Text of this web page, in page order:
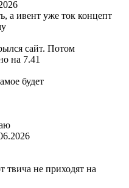
а ивент уже ток концепт
сайт. Потом
на 7.41
будет
твича не приходят на